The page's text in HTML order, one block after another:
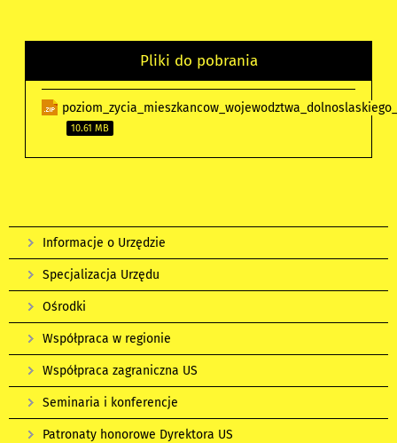
Pliki do pobrania
10.61 MB
Informacje o Urzędzie
Specjalizacja Urzędu
Ośrodki
Współpraca w regionie
Współpraca zagraniczna US
Seminaria i konferencje
Patronaty honorowe Dyrektora US